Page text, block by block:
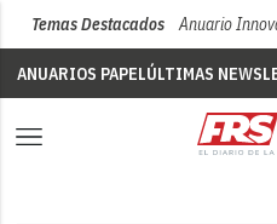
Temas Destacados Anuario
ANUARIOS PAPELÚLTIMAS